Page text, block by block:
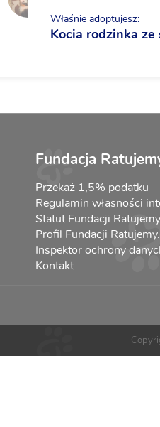
Właśnie adoptujesz:
Kocia rodzinka ze
Fundacja
Przekaż 1,5% podatku
Regulamin własności
Statut Fundacji
Profil Fundacji
Inspektor ochrony
Kontakt